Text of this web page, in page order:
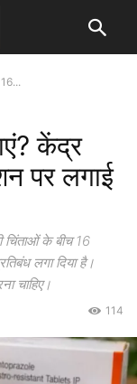
केंद्र
पर लगाई
चिंताओं के बीच 16
लगा दिया है।
चाहिए।
114